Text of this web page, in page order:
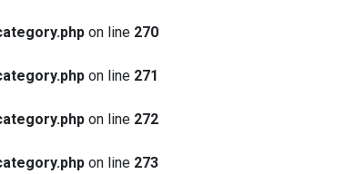
on line 270
on line 271
on line 272
on line 273